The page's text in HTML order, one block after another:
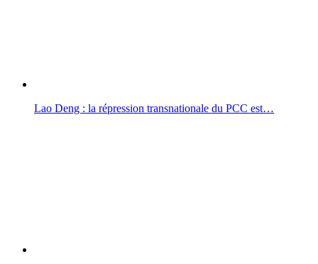
Lao Deng : la répression transnationale du PCC est…